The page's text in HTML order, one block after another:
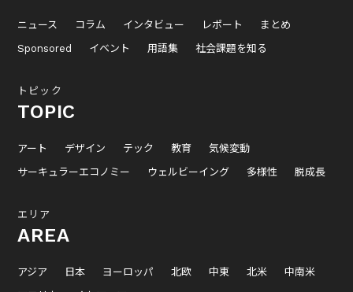
ニュース コラム インタビュー レポート
まとめ
Sponsored
イベント 用語集 社会課題を知る
トピック
TOPIC
アート デザイン テック 教育
気候変動
サーキュラーエコノミー
ウェルビーイング 多様性 脱成長
エリア
AREA
アジア 日本 ヨーロッパ 北欧 中東 北米
中南米